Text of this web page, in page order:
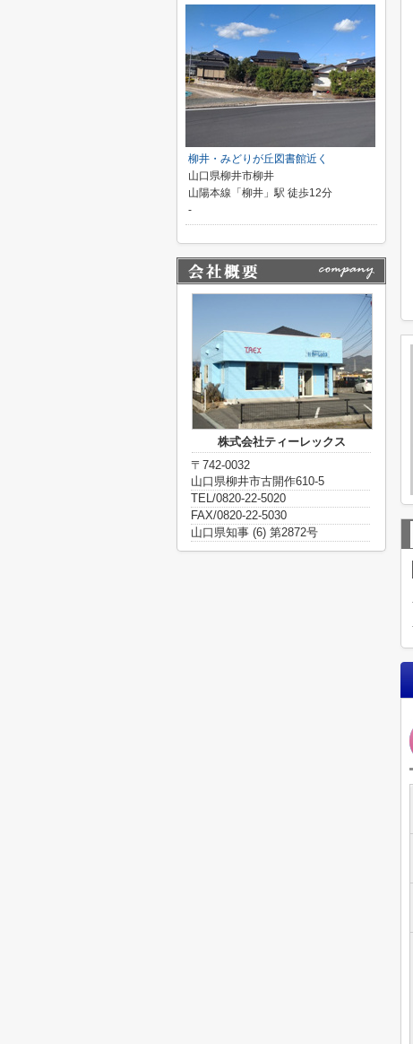
柳井・みどりが丘図書館近く
山口県柳井市柳井
山陽本線「柳井」駅 徒歩12分
-
株式会社ティーレックス
〒742-0032
山口県柳井市古開作610-5
TEL/0820-22-5020
FAX/0820-22-5030
山口県知事 (6) 第2872号